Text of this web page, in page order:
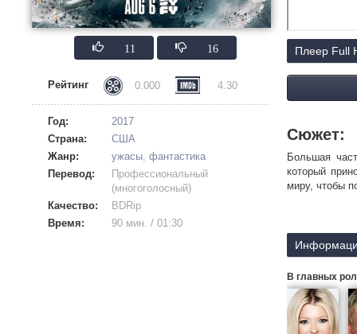
11 16
Рейтинг 0.000 4.30
Год:
2017
Страна:
США
Жанр:
ужасы, фантастика
Перевод:
Профессиональный
(многоголосный)
Качество:
BDRip
Время:
90 мин. / 01:30
Плеер Full
Сюжет:
Большая
который
миру, чтобы
В главных